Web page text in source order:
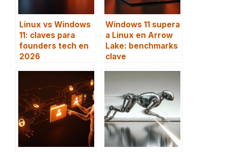
Linux vs Windows
11: claves para
founders tech en
2026
Windows 11 supera
a Linux en Arrow
Lake: benchmarks
clave